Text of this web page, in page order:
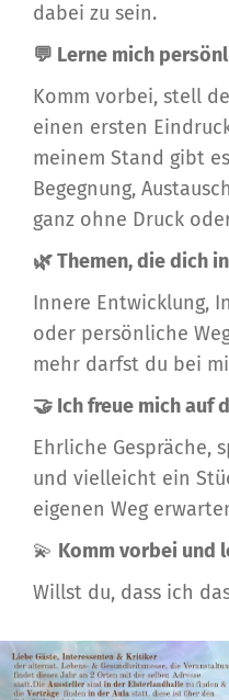
dabei zu sein.
💬 Lerne mich
Komm vorbei, stell
einen ersten
meinem Stand gibt
Begegnung,
ganz ohne Druck
🌿 Themen, die dich
Innere Entwicklung,
oder persönliche
mehr darfst du bei
🤝 Ich freue mich auf
Ehrliche Gespräche,
und vielleicht ein
eigenen Weg
💫 Komm vorbei und
Willst du, dass ich